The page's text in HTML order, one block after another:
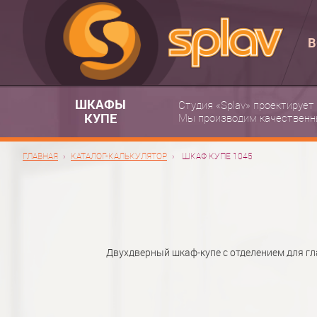
ШКАФЫ
КУПЕ
Студия «Splav»
Мы производим
ГЛАВНАЯ КАТАЛОГ-КАЛЬКУЛЯТОР ШКАФ КУПЕ 1045
Двухдверный шкаф-купе с отделением для